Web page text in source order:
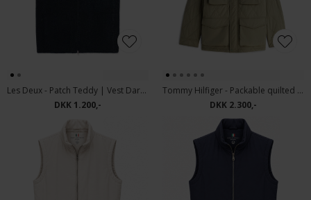
Les Deux - Patch Teddy | Vest Dark Navy
DKK 1.200,-
Tommy Hilfiger - Packable quilted field jacket | Vindjakke Ghost Fern
DKK 2.300,-